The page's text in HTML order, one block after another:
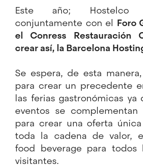
Este año; Hostelco
conjuntamente con el Foro
el Conress Restauración
crear así, la Barcelona
Se espera, de esta
para crear un precedente
las ferias gastronómicas
eventos se complementan
para crear una oferta
toda la cadena de valor,
food beverage para todos
visitantes.